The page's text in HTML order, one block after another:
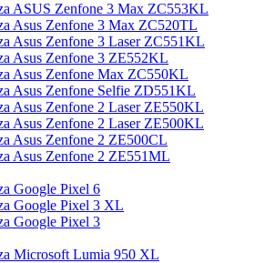
ASUS Zenfone 3 Max ZC553KL
Asus Zenfone 3 Max ZC520TL
Asus Zenfone 3 Laser ZC551KL
Asus Zenfone 3 ZE552KL
Asus Zenfone Max ZC550KL
Asus Zenfone Selfie ZD551KL
Asus Zenfone 2 Laser ZE550KL
Asus Zenfone 2 Laser ZE500KL
Asus Zenfone 2 ZE500CL
Asus Zenfone 2 ZE551ML
Google Pixel 6
Google Pixel 3 XL
Google Pixel 3
Microsoft Lumia 950 XL